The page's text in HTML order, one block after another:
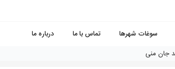
سوغات شهرها تماس با ما
درباره ما
جان منی